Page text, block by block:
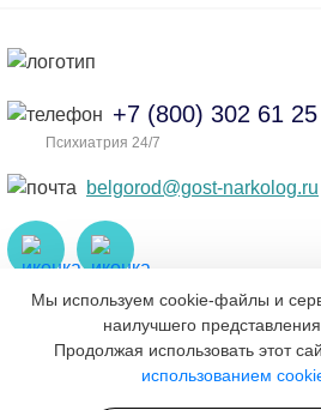
+7 (800) 302 61 25
Психиатрия 24/7
belgorod@gost-narkolog.ru
О компании
Мы используем cookie-файлы и
наилучшего
Продолжая использовать этот
использованием